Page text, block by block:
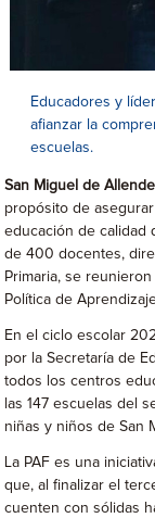
Educadores y
afianzar la
escuelas.
San Miguel de
propósito de
educación de calidad
de 400 docentes,
Primaria, se
Política de
En el ciclo escolar
por la Secretaría de
todos los centros
las 147 escuelas del
niñas y niños de San
La PAF es una
que, al finalizar el
cuenten con sólidas